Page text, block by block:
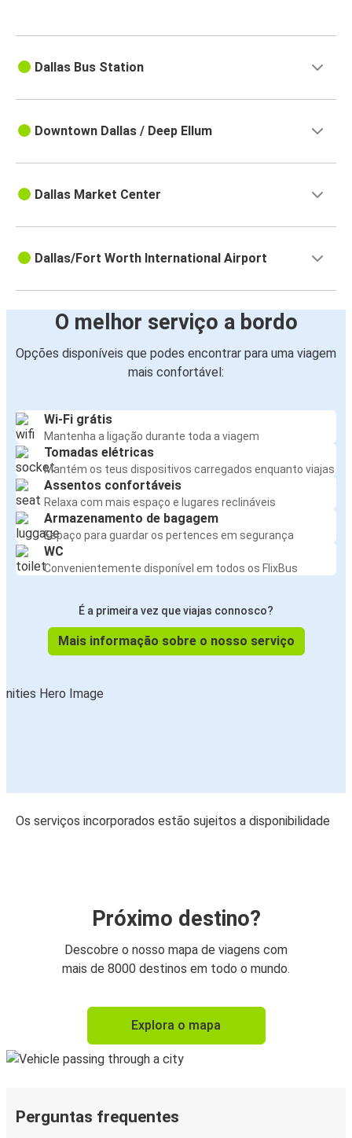
Dallas Bus Station
Downtown Dallas / Deep Ellum
Dallas Market Center
Dallas/Fort Worth International Airport
O melhor serviço a bordo
Opções disponíveis que podes encontrar para uma viagem
mais confortável:
Wi-Fi grátis
Mantenha a ligação durante toda a viagem
Tomadas elétricas
Mantém os teus dispositivos carregados enquanto viajas
Assentos confortáveis
Relaxa com mais espaço e lugares reclináveis
Armazenamento de bagagem
Espaço para guardar os pertences em segurança
WC
Convenientemente disponível em todos os FlixBus
É a primeira vez que viajas connosco?
Mais informação sobre o nosso serviço
Os serviços incorporados estão sujeitos a disponibilidade
Próximo destino?
Descobre o nosso mapa de viagens com
mais de 8000 destinos em todo o mundo.
Explora o mapa
Perguntas frequentes